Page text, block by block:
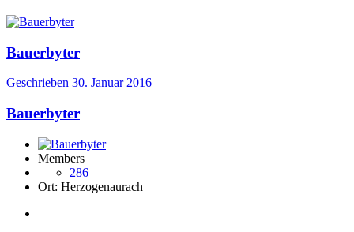
Bauerbyter
Geschrieben 30. Januar 2016
Bauerbyter
Members
286
Ort: Herzogenaurach